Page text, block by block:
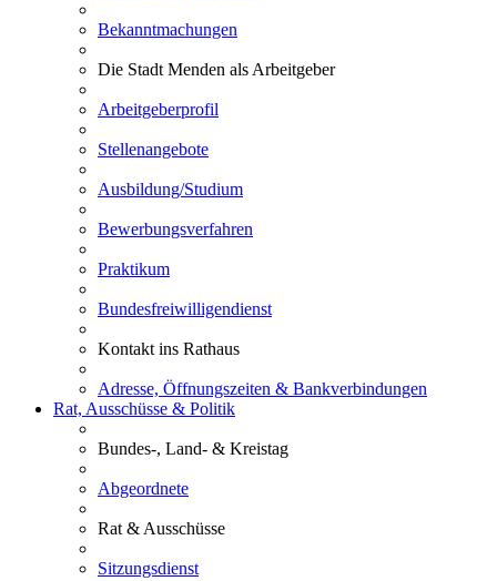
Bekanntmachungen
Die Stadt Menden als Arbeitgeber
Arbeitgeberprofil
Stellenangebote
Ausbildung/Studium
Bewerbungsverfahren
Praktikum
Bundesfreiwilligendienst
Kontakt ins Rathaus
Adresse, Öffnungszeiten & Bankverbindungen
Rat, Ausschüsse & Politik
Bundes-, Land- & Kreistag
Abgeordnete
Rat & Ausschüsse
Sitzungsdienst